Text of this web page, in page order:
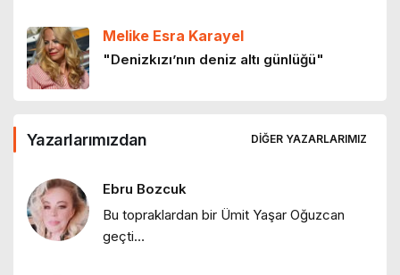
Kadın kanatlanırsa
Melike Esra Karayel
"Denizkızı’nın deniz altı günlüğü"
"İklim iki yüzlülüğü ve Grönland
Hakan Reyhan
"Kartları yeniden dağıtıp Mustafa
Yazarlarımızdan DIĞER YAZARLARIMIZ
Ebru Bozcuk
Bu topraklardan bir Ümit Yaşar Oğuzcan
geçti…